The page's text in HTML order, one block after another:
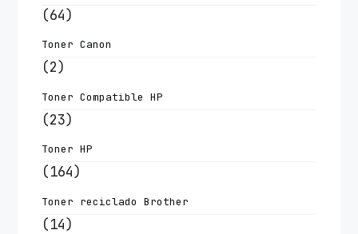
(64)
Toner Canon
(2)
Toner Compatible HP
(23)
Toner HP
(164)
Toner reciclado Brother
(14)